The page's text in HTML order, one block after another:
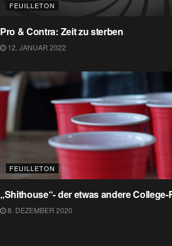
FEUILLETON
Pro & Contra: Zeit zu sterben
12. JANUAR 2022
FEUILLETON
„Shithouse“- der etwas andere College-
8. DEZEMBER 2020